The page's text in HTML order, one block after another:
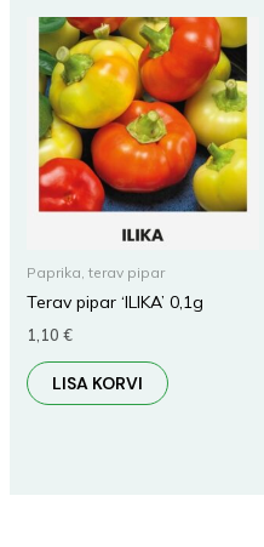
Paprika, terav pipar
Terav pipar ‘ILIKA’ 0,1g
1,10 €
LISA KORVI